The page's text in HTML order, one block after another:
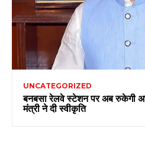
UNCATEGORIZED
बनबसा रेलवे स्टेशन पर अब रुकेगी
मंत्री ने दी स्वीकृति